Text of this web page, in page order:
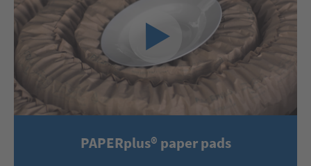
PAPERplus® paper pads